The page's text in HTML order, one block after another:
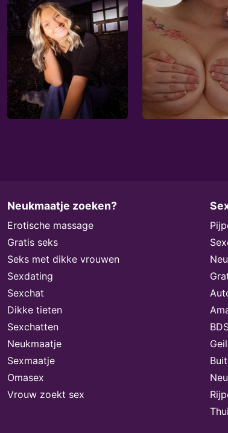
Neukmaatje zoeken?
Erotische massage
Gratis seks
Seks met dikke vrouwen
Sexdating
Sexchat
Dikke tieten
Sexchatten
Neukmaatje
Sexmaatje
Omasex
Vrouw zoekt sex